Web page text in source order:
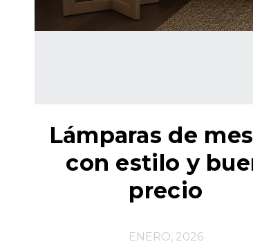
Lámparas de
con estilo y
precio
ENERO, 2026